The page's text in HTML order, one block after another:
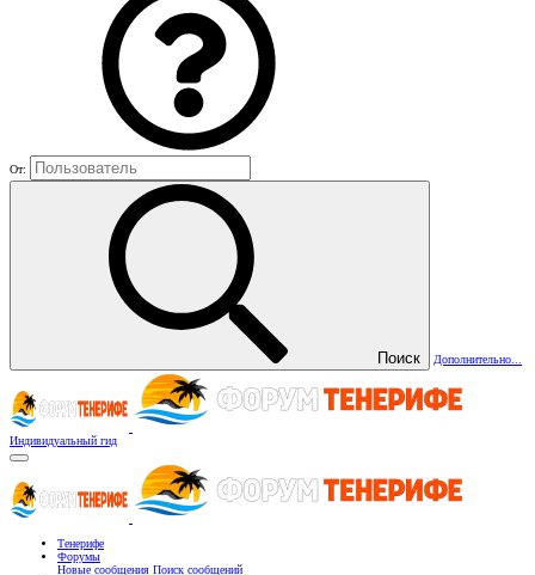
От:
Поиск Дополнительно...
Индивидуальный гид
Тенерифе
Форумы
Новые сообщения Поиск сообщений